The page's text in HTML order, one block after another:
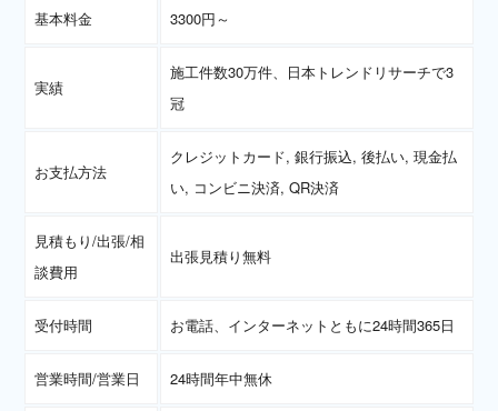
基本料金 3300円～
実績
施工件数30万件、日本トレンドリサーチで3
冠
お支払方法
クレジットカード, 銀行振込, 後払い, 現金払
い, コンビニ決済, QR決済
見積もり/出張/相
談費用
出張見積り無料
受付時間 お電話、インターネットともに24時間365日
営業時間/営業日 24時間年中無休